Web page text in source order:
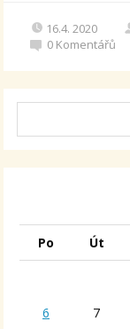
16.4. 2020
0 Komentářů
Po Út
6 7